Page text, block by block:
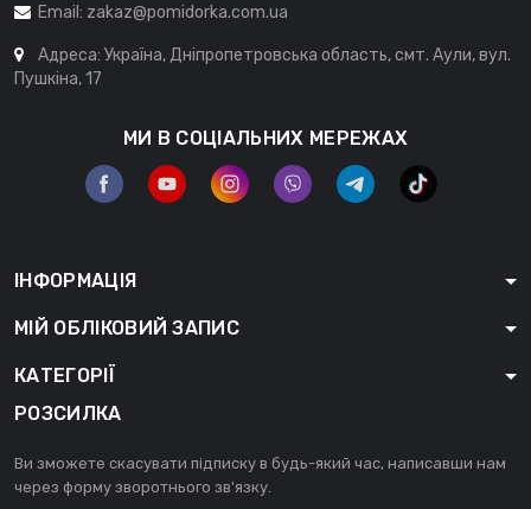
Email: zakaz@pomidorka.com.ua
Адреса: Україна, Дніпропетровська область, смт. Аули, вул.
Пушкіна, 17
МИ В СОЦІАЛЬНИХ МЕРЕЖАХ
ІНФОРМАЦІЯ
МІЙ ОБЛІКОВИЙ ЗАПИС
КАТЕГОРІЇ
РОЗСИЛКА
Ви зможете скасувати підписку в будь-який час, написавши нам
через форму зворотнього зв'язку.